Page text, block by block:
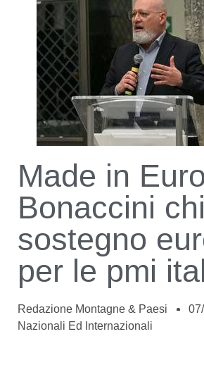
Made in
Bonaccini
sostegno
per le pmi
Redazione Montagne & Paesi
Nazionali Ed Internazionali